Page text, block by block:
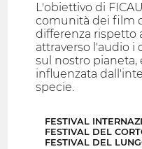
L'obiettivo di
comunità dei film
differenza rispetto
attraverso l'audio i
sul nostro pianeta,
influenzata
specie.
FESTIVAL
FESTIVAL DEL
FESTIVAL DEL